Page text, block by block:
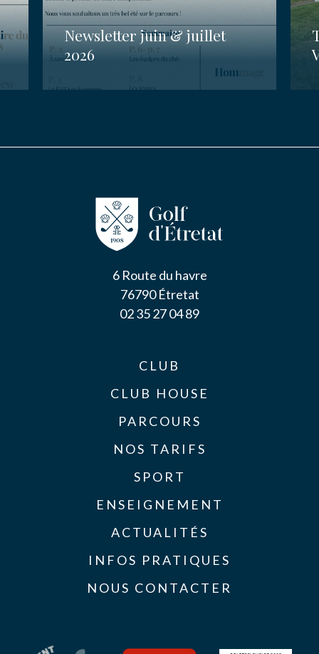
Newsletter juin & juillet
2026
6 Route du havre
76790 Étretat
02 35 27 04 89
CLUB
CLUB HOUSE
PARCOURS
NOS TARIFS
SPORT
ENSEIGNEMENT
ACTUALITÉS
INFOS PRATIQUES
NOUS CONTACTER